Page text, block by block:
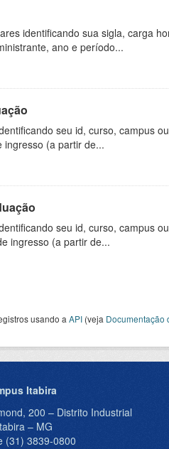
identificando sua sigla, carga
ano e período...
seu id, curso, campus
(a partir de...
seu id, curso, campus
ingresso (a partir de...
usando a API (veja Documentação
Itabira
200 – Distrito Industrial
– MG
(31) 3839-0800